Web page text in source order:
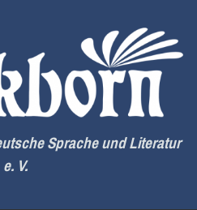
Sprache und Literatur
e. V.